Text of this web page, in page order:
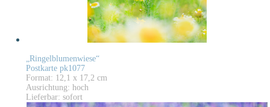
„Ringelblumenwiese“
Postkarte pk1077
Format: 12,1 x 17,2 cm
Ausrichtung: hoch
Lieferbar: sofort